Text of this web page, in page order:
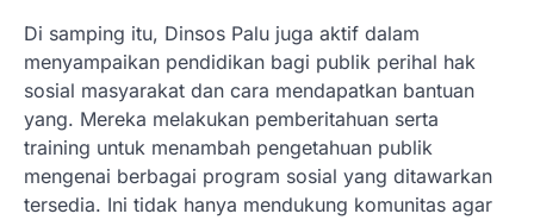
Di samping itu, Dinsos Palu juga aktif dalam
menyampaikan pendidikan bagi publik perihal hak
sosial masyarakat dan cara mendapatkan bantuan
yang. Mereka melakukan pemberitahuan serta
training untuk menambah pengetahuan publik
mengenai berbagai program sosial yang ditawarkan
tersedia. Ini tidak hanya mendukung komunitas agar